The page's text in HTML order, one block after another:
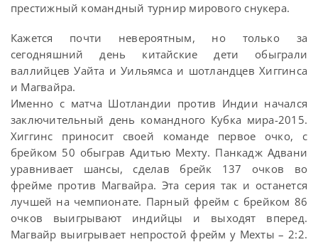
престижный командный турнир мирового снукера.
Кажется почти невероятным, но только за
сегодняшний день китайские дети обыграли
валлийцев Уайта и Уильямса и шотландцев Хиггинса
и Магвайра.
Именно с матча Шотландии против Индии начался
заключительный день командного Кубка мира-2015.
Хиггинс приносит своей команде первое очко, с
брейком 50 обыграв Адитью Мехту. Панкадж Адвани
уравнивает шансы, сделав брейк 137 очков во
фрейме против Магвайра. Эта серия так и останется
лучшей на чемпионате. Парный фрейм с брейком 86
очков выигрывают индийцы и выходят вперед.
Магвайр выигрывает непростой фрейм у Мехты – 2:2.